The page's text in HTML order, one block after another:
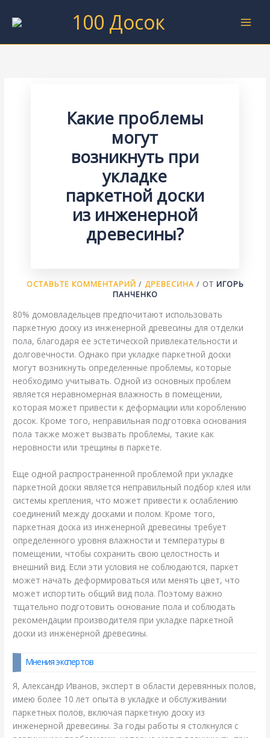
100 Досок
Какие проблемы
могут
возникнуть при
укладке
паркетной доски
из инженерной
древесины?
ОСТАВЬТЕ КОММЕНТАРИЙ / ДРЕВЕСИНА/ ОТ ИГОРЬ
ПАНЧЕНКО
80% домовладельцев предпочитают использовать
паркетную доску из инженерной древесины для отделки
пола, благодаря ее эстетической привлекательности и
долговечности. Однако при укладке паркетной доски
могут возникнуть определенные проблемы, которые
необходимо учитывать. Одной из основных проблем
является неравномерная влажность в помещении,
которая может привести к деформации или короблению
досок. Кроме того, неправильная подготовка основания
пола также может вызвать проблемы, такие как
неровности или трещины в паркете.
Еще одной распространенной проблемой при укладке
паркетной доски является неправильный подбор клея или
системы крепления, что может привести к ослаблению
соединений между досками и полом. Кроме того,
паркетная доска из инженерной древесины требует
определенного уровня влажности и температуры в
помещении, чтобы сохранить свою целостность и
внешний вид. Если эти условия не соблюдаются, паркет
может начать деформироваться или менять цвет, что
может испортить общий вид пола. Поэтому важно
тщательно подготовить основание пола и соблюдать
рекомендации производителя при укладке паркетной
доски из инженерной древесины.
Мнения экспертов
Я, Александр Иванов, эксперт в области деревянных полов,
имею более 10 лет опыта в укладке и обслуживании
паркетных полов, включая паркетную доску из
инженерной древесины. За годы работы я столкнулся с